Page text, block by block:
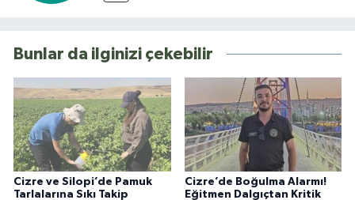
Bunlar da ilginizi çekebilir
Cizre ve Silopi’de Pamuk
Tarlalarına Sıkı Takip
Cizre’de Boğulma Alarmı!
Eğitmen Dalgıçtan Kritik